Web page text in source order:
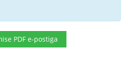
PDF e-postiga